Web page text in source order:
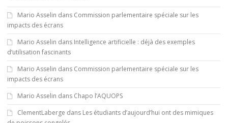
Mario Asselin dans Commission parlementaire spéciale sur les
impacts des écrans
Mario Asselin dans Intelligence artificielle : déjà des exemples
d’utilisation fascinants
Mario Asselin dans Commission parlementaire spéciale sur les
impacts des écrans
Mario Asselin dans Chapo l’AQUOPS
ClementLaberge dans Les étudiants d’aujourd’hui ont des mimiques